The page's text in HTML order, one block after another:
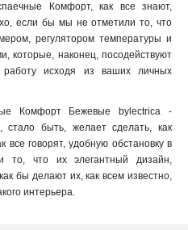
Комфорт, как все знают,
если бы мы не отметили то, что
регулятором температуры и
которые, наконец, посодействуют
исходя из ваших личных
Комфорт Бежевые bylectrica -
быть, желает сделать, как
говорят, удобную обстановку в
то, что их элегантный дизайн,
бы делают их, как всем известно,
интерьера.